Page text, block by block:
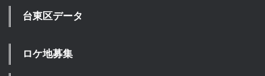
台東区データ
ロケ地募集